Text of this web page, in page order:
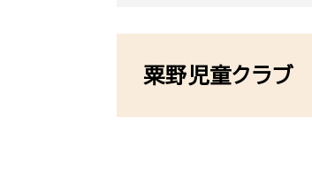
粟野児童クラブ